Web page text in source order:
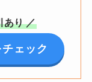
あり ／
ェック